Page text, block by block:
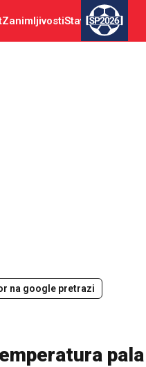
ZanimljivostiStav SP2026
na google pretrazi
pala